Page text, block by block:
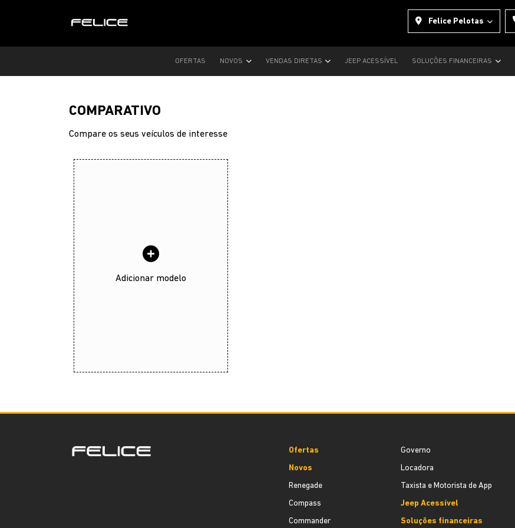
Felice Pelotas
OFERTAS NOVOS VENDAS DIRETAS JEEP ACESSÍVEL SOLUÇÕES FINANCEIRAS
COMPARATIVO
Compare os seus veículos de interesse
Adicionar modelo
Ofertas
Novos
Renegade
Compass
Commander
Governo
Locadora
Taxista e Motorista de App
Jeep Acessível
Soluções financeiras